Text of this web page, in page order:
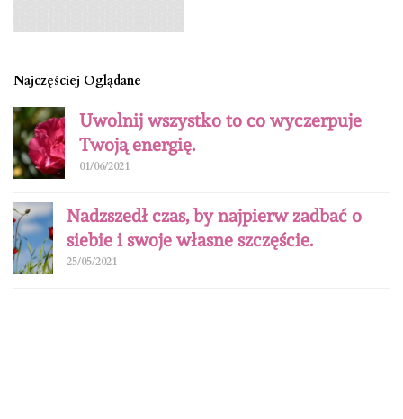
Najczęściej Oglądane
Uwolnij wszystko to co wyczerpuje
Twoją energię.
01/06/2021
Nadzszedł czas, by najpierw zadbać o
siebie i swoje własne szczęście.
25/05/2021